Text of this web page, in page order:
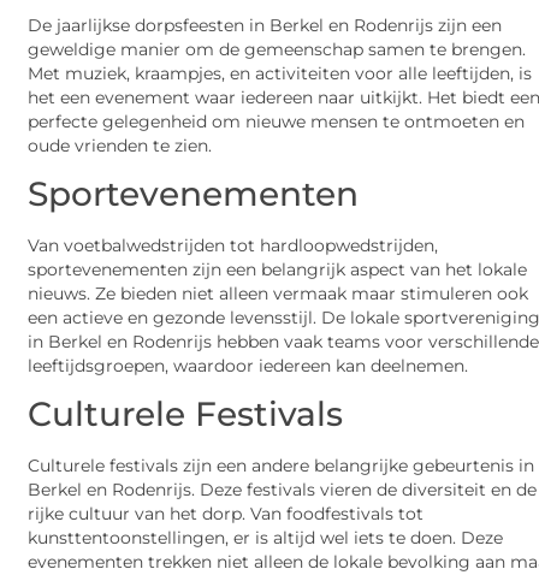
De jaarlijkse dorpsfeesten in Berkel en Rodenrijs zijn een
geweldige manier om de gemeenschap samen te brengen.
Met muziek, kraampjes, en activiteiten voor alle leeftijden, is
het een evenement waar iedereen naar uitkijkt. Het biedt
perfecte gelegenheid om nieuwe mensen te ontmoeten en
oude vrienden te zien.
Sportevenementen
Van voetbalwedstrijden tot hardloopwedstrijden,
sportevenementen zijn een belangrijk aspect van het lokale
nieuws. Ze bieden niet alleen vermaak maar stimuleren ook
een actieve en gezonde levensstijl. De lokale
in Berkel en Rodenrijs hebben vaak teams voor verschillende
leeftijdsgroepen, waardoor iedereen kan deelnemen.
Culturele Festivals
Culturele festivals zijn een andere belangrijke gebeurtenis in
Berkel en Rodenrijs. Deze festivals vieren de diversiteit en de
rijke cultuur van het dorp. Van foodfestivals tot
kunsttentoonstellingen, er is altijd wel iets te doen. Deze
evenementen trekken niet alleen de lokale bevolking aan